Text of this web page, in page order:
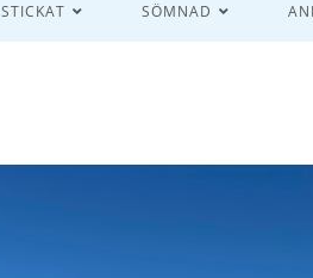
STICKAT SÖMNAD